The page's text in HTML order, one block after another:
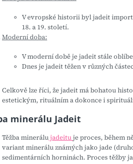
V evropské historii byl jadeit
18. a 19. století.
Moderní doba:
V moderní době je jadeit stále
Dnes je jadeit těžen v různých
Celkově lze říci, že jadeit má bohatou
estetickým, rituálním a dokonce i
minerálu Jadeit
Těžba minerálujadeituje proces, během
variant minerálu známých jako jade
sedimentárních horninách. Proces těžby